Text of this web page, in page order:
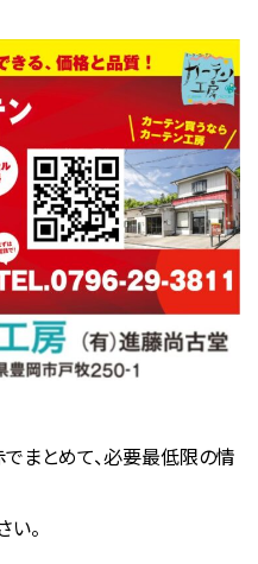
まとめて、必要最低限の情
。